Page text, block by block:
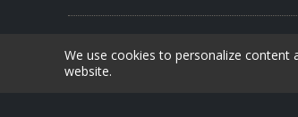
We use cookies to personalize
website.